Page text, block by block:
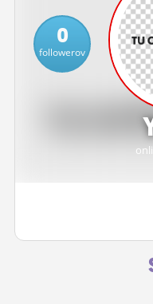
ČINŽIAK
FÓRUM
STATUSY
NASTAVENIA
0
followerov